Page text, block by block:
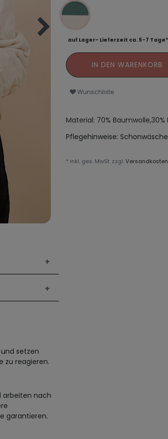
auf Lager- Lieferzeit ca. 5-7
IN DEN WARENKORB
Wunschliste
Material: 70% Baumwolle,30%
Pflegehinweise: Schonwäsche
* inkl. ges. MwSt. zzgl.Versandkosten
setzen
zu reagieren.
arbeiten nach
garantieren.